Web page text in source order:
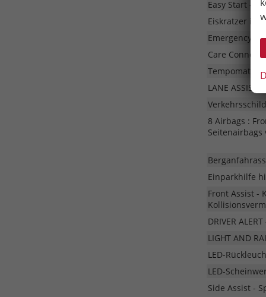
Easy Start -
Eiskratzer im
Emergency
Care Connect
Tempomat
LANE ASSIST
8 Airbags :
Einparkhilfe
Front Assist -
DRIVER
LIGHT AND
LED-
LED-
Side Assist -